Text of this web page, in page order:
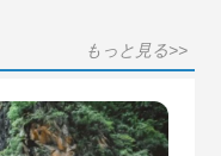
もっと見る>>